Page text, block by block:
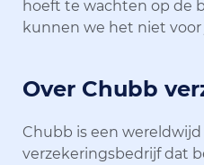
hoeft te wachten op de
kunnen we het niet voor
Over Chubb
Chubb is een
verzekeringsbedrijf dat